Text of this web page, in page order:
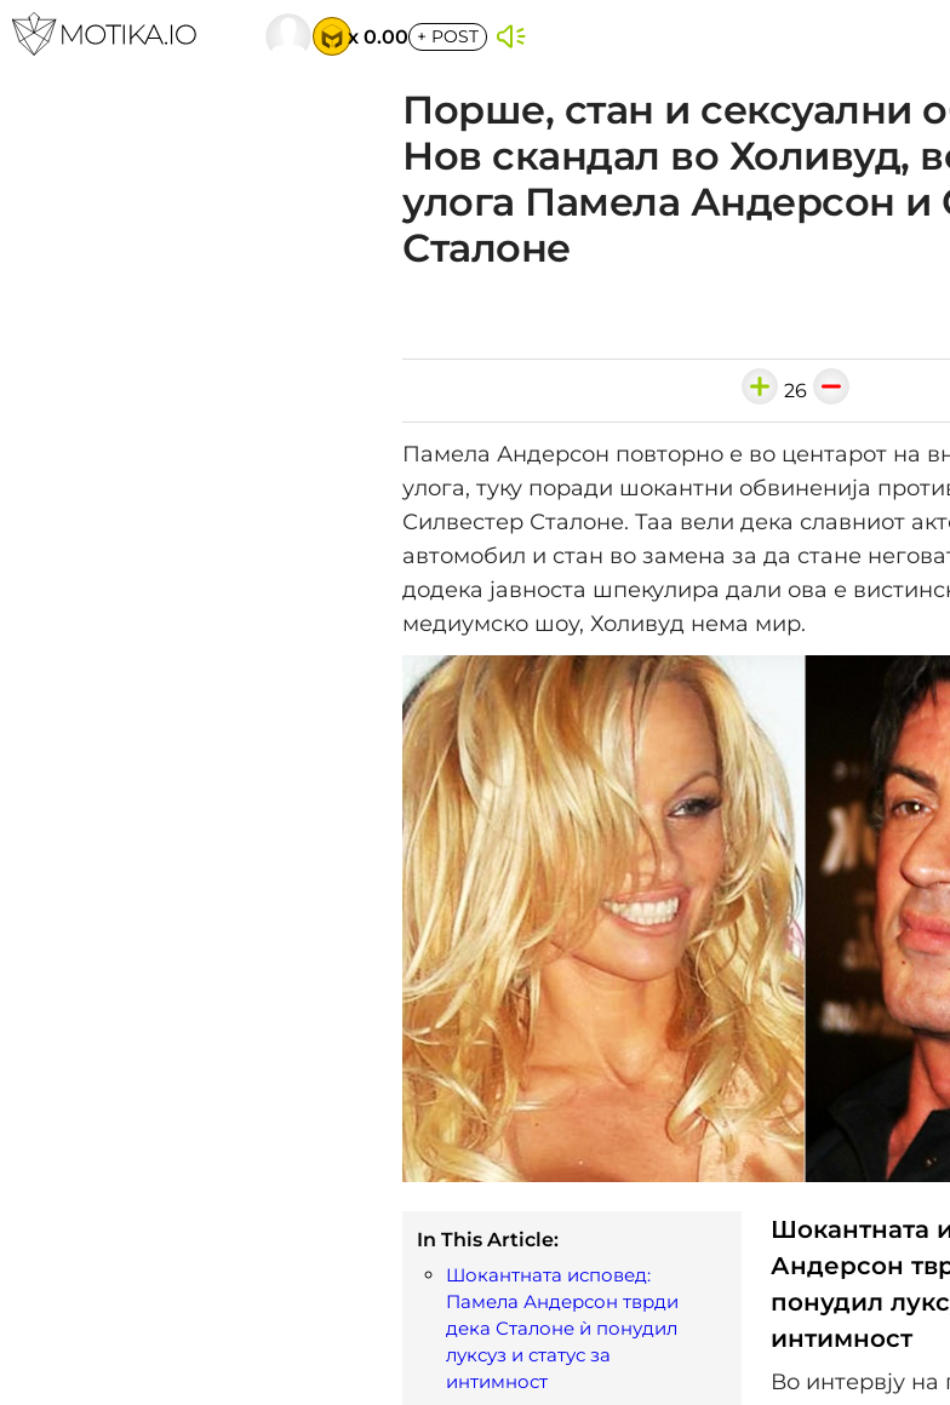
x 0.00 + POST
Порше, стан и сексуални
Нов скандал во Холивуд,
улога Памела Андерсон и
Сталоне
26
Памела Андерсон повторно е во центарот на
улога, туку поради шокантни обвиненија
Силвестер Сталоне. Таа вели дека славниот
автомобил и стан во замена за да стане
додека јавноста шпекулира дали ова е
медиумско шоу, Холивуд нема мир.
In This Article:
Шокантната исповед:
Памела Андерсон тврди
дека Сталоне ѝ понудил
луксуз и статус за
интимност
Шокантната
Андерсон
понудил
интимност
Во интервју